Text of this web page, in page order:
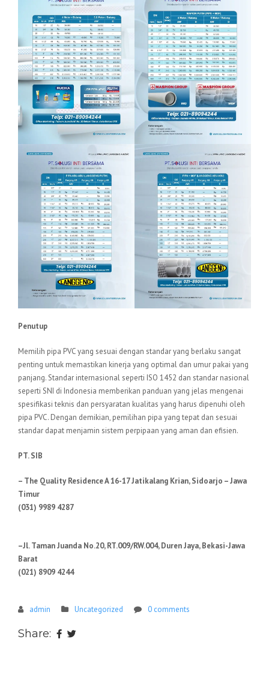
Penutup
Memilih pipa PVC yang sesuai dengan standar yang berlaku sangat
penting untuk memastikan kinerja yang optimal dan umur pakai yang
panjang. Standar internasional seperti ISO 1452 dan standar nasional
seperti SNI di Indonesia memberikan panduan yang jelas mengenai
spesifikasi teknis dan persyaratan kualitas yang harus dipenuhi oleh
pipa PVC. Dengan demikian, pemilihan pipa yang tepat dan sesuai
standar dapat menjamin sistem perpipaan yang aman dan efisien.
PT. SIB
– The Quality Residence A 16-17 Jatikalang Krian, Sidoarjo – Jawa
Timur
(031) 9989 4287
–Jl. Taman Juanda No.20, RT.009/RW.004, Duren Jaya, Bekasi-Jawa
Barat
(021) 8909 4244
admin Uncategorized 0 comments
Share: